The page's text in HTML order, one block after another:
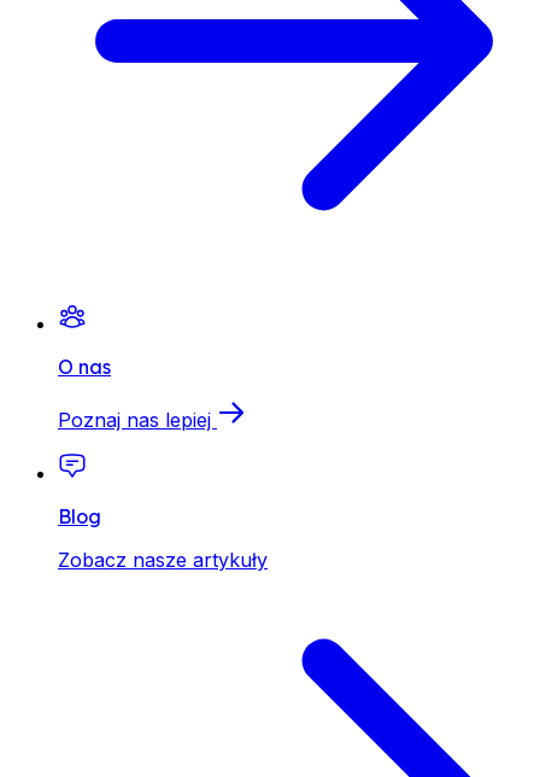
O nas
Poznaj nas lepiej
Blog
Zobacz nasze artykuły